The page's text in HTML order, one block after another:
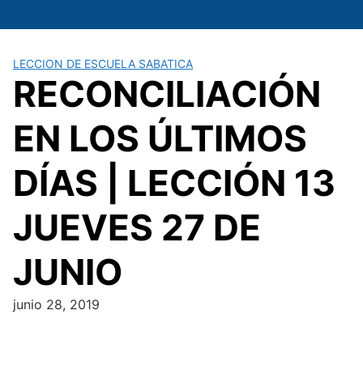
al
LECCION DE ESCUELA SABATICA
RECONCILIACIÓN
EN LOS ÚLTIMOS
DÍAS | LECCIÓN 13
JUEVES 27 DE
JUNIO
junio 28, 2019